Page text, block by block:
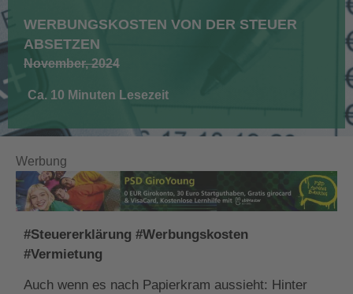
WERBUNGSKOSTEN VON DER STEUER
ABSETZEN
November, 2024
Ca. 10 Minuten Lesezeit
Werbung
#Steuererklärung #Werbungskosten
#Vermietung
Auch wenn es nach Papierkram aussieht: Hinter